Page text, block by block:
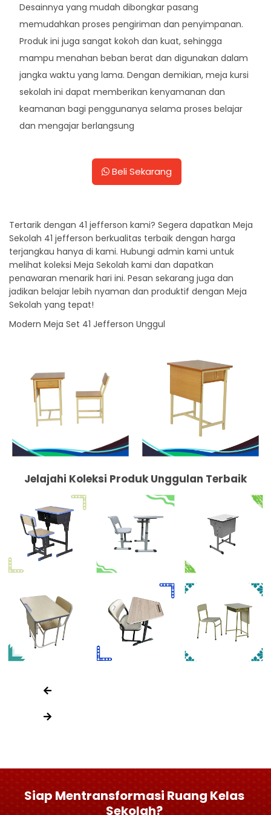
Desainnya yang mudah dibongkar pasang
memudahkan proses pengiriman dan penyimpanan.
Produk ini juga sangat kokoh dan kuat, sehingga
mampu menahan beban berat dan digunakan dalam
jangka waktu yang lama. Dengan demikian, meja kursi
sekolah ini dapat memberikan kenyamanan dan
keamanan bagi penggunanya selama proses belajar
dan mengajar berlangsung
Beli Sekarang
Tertarik dengan 41 jefferson kami? Segera dapatkan Meja
Sekolah 41 jefferson berkualitas terbaik dengan harga
terjangkau hanya di kami. Hubungi admin kami untuk
melihat koleksi Meja Sekolah kami dan dapatkan
penawaran menarik hari ini. Pesan sekarang juga dan
jadikan belajar lebih nyaman dan produktif dengan Meja
Sekolah yang tepat!
Modern Meja Set 41 Jefferson Unggul
Jelajahi Koleksi Produk Unggulan Terbaik
Siap Mentransformasi Ruang Kelas
Sekolah?